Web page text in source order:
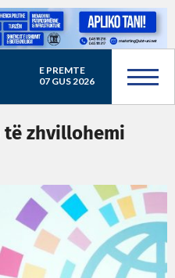
E PREMTE
07 GUS 2026
të zhvillohemi